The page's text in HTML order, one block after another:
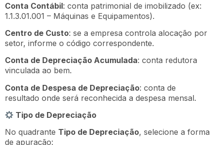
Conta Contábil: conta patrimonial de imobilizado (ex:
1.1.3.01.001 – Máquinas e Equipamentos).
Centro de Custo: se a empresa controla alocação por
setor, informe o código correspondente.
Conta de Depreciação Acumulada: conta redutora
vinculada ao bem.
Conta de Despesa de Depreciação: conta de
resultado onde será reconhecida a despesa mensal.
Tipo de Depreciação
No quadrante Tipo de Depreciação, selecione a forma
de apuração: